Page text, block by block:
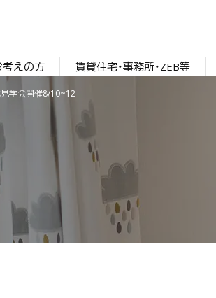
考えの方 賃貸住宅・事務所・ZEB等
見学会開催8/10~12